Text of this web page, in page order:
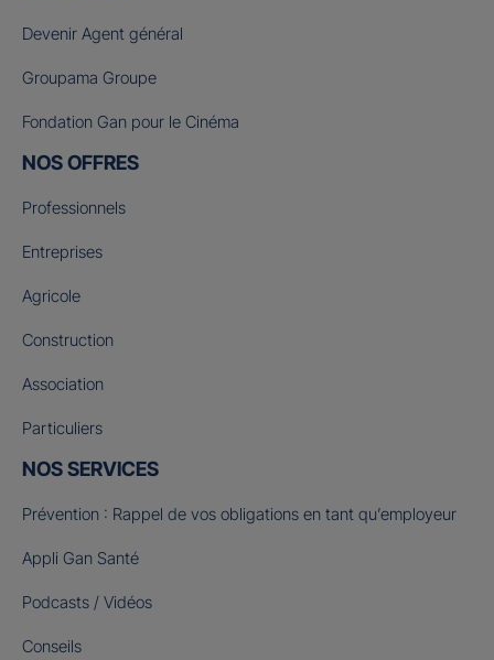
Devenir Agent général
Groupama Groupe
Fondation Gan pour le Cinéma
NOS OFFRES
Professionnels
Entreprises
Agricole
Construction
Association
Particuliers
NOS SERVICES
Prévention : Rappel de vos obligations en tant qu’employeur
Appli Gan Santé
Podcasts / Vidéos
Conseils